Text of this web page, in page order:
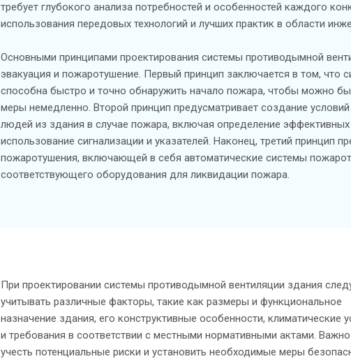
требует глубокого анализа потребностей и особенностей каждого
использования передовых технологий и лучших практик в области
Основными принципами проектирования системы противодымной
эвакуация и пожаротушение. Первый принцип заключается в том, что
способна быстро и точно обнаружить начало пожара, чтобы можно
меры немедленно. Второй принцип предусматривает создание
людей из здания в случае пожара, включая определение эффективных
использование сигнализации и указателей. Наконец, третий принцип
пожаротушения, включающей в себя автоматические системы
соответствующего оборудования для ликвидации пожара.
При проектировании системы противодымной вентиляции здания
учитывать различные факторы, такие как размеры и функциональное
назначение здания, его конструктивные особенности, климатические
и требования в соответствии с местными нормативными актами.
учесть потенциальные риски и установить необходимые меры